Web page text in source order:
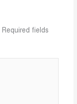
Required fields